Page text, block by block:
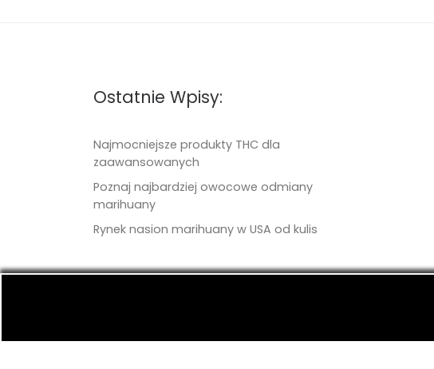
Ostatnie Wpisy:
Najmocniejsze produkty THC dla
zaawansowanych
Poznaj najbardziej owocowe odmiany
marihuany
Rynek nasion marihuany w USA od kulis